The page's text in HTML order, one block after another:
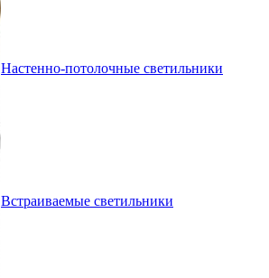
Настенно-потолочные светильники
Встраиваемые светильники